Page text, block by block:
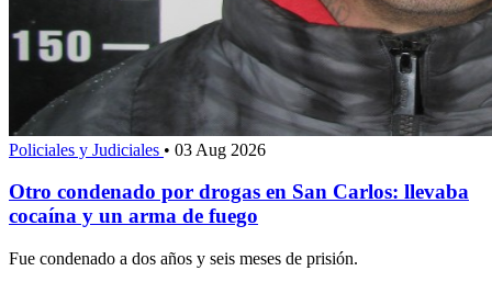
Policiales y Judiciales • 03 Aug 2026
Otro condenado por drogas en San Carlos: llevaba
cocaína y un arma de fuego
Fue condenado a dos años y seis meses de prisión.